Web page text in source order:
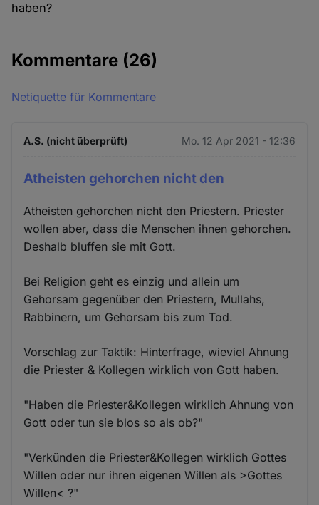
haben?
Kommentare (26)
Netiquette für Kommentare
A.S. (nicht überprüft) Mo. 12 Apr 2021 - 12:36
Atheisten gehorchen nicht den
Atheisten gehorchen nicht den Priestern. Priester
wollen aber, dass die Menschen ihnen gehorchen.
Deshalb bluffen sie mit Gott.
Bei Religion geht es einzig und allein um
Gehorsam gegenüber den Priestern, Mullahs,
Rabbinern, um Gehorsam bis zum Tod.
Vorschlag zur Taktik: Hinterfrage, wieviel Ahnung
die Priester & Kollegen wirklich von Gott haben.
"Haben die Priester&Kollegen wirklich Ahnung von
Gott oder tun sie blos so als ob?"
"Verkünden die Priester&Kollegen wirklich Gottes
Willen oder nur ihren eigenen Willen als >Gottes
Willen< ?"